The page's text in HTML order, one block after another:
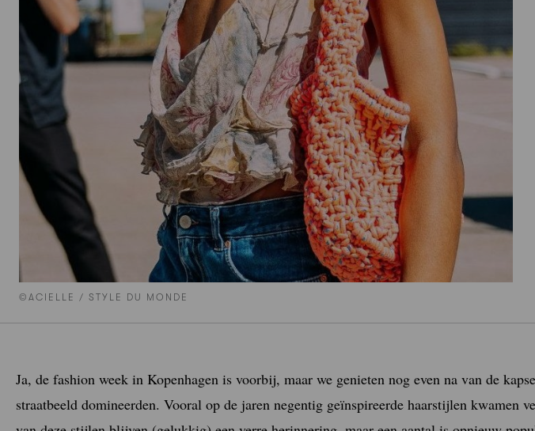
©ACIELLE / STYLE DU MONDE
Ja, de fashion week in Kopenhagen is voorbij, maar we genieten nog even na van de
straatbeeld domineerden. Vooral op de jaren negentig geïnspireerde haarstijlen kwamen